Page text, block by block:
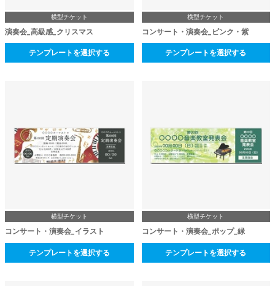
横型チケット
演奏会_高級感_クリスマス
テンプレートを選択する
横型チケット
コンサート・演奏会_ピンク・紫
テンプレートを選択する
横型チケット
コンサート・演奏会_イラスト
テンプレートを選択する
横型チケット
コンサート・演奏会_ポップ_緑
テンプレートを選択する